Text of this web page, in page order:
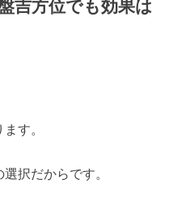
吉方位でも効果は
す。
択だからです。